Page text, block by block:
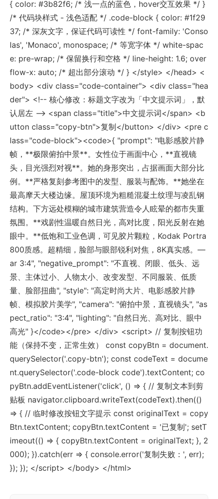
{ color: #3b82f6; /* 浅一点的蓝色，hover交互效果 */ }
/* 代码块样式 - 浅色适配 */ .code-block { color: #1f29
37; /* 深灰文字，保证代码可读性 */ font-family: 'Conso
las', 'Monaco', monospace; /* 等宽字体 */ white-spac
e: pre-wrap; /* 保留换行和空格 */ line-height: 1.6; over
flow-x: auto; /* 超出部分滚动 */ } </style> </head> <
body> <div class="code-container"> <div class="hea
der"> <!-- 核心修改：标题文字改为「中文提示词」，默
认居左 --> <span class="title">中文提示词</span> <b
utton class="copy-btn">复制</button> </div> <pre c
lass="code-block"><code>{ "prompt": "电影感胶片静
帧，**极限俯拍中景**。女性位于画面中心，**直视镜
头，目光强烈对视**。她的身形突出，占据画面大部分比
例。**严格复刻参考图中的发型、服装与配饰。**她坐在
最高摩天大楼边缘。屋顶环境为粗糙混凝土纹理与凌乱钢
结构。下方远处模糊的城市建筑营造令人眩晕的都市失重
氛围。**戏剧性温暖自然日光，高对比度，阳光反射在她
眼中。**低饱和工业色调，可见胶片颗粒，Kodak Portra
800质感。超精细，脸部与眼部锐利对焦，8K真实感。—
ar 3:4", "negative_prompt": "不直视、闭眼、低头、远
景、主体过小、人物太小、改变发型、不同服装、低质
量、脸部扭曲", "style": "高定时尚大片、电影感胶片静
帧、模拟胶片美学", "camera": "俯拍中景，直视镜头", "as
pect_ratio": "3:4", "lighting": "自然日光、高对比、眼中
高光" }</code></pre> </div> <script> // 复制按钮功
能（保持不变，正常生效） const copyBtn = document.
querySelector('.copy-btn'); const codeText = docume
nt.querySelector('.code-block code').textContent; co
pyBtn.addEventListener('click', () => { // 复制文本到剪
贴板 navigator.clipboard.writeText(codeText).then(()
=> { // 临时修改按钮文字提示 const originalText = copy
Btn.textContent; copyBtn.textContent = '已复制'; setT
imeout(() => { copyBtn.textContent = originalText; }, 2
000); }).catch(err => { console.error('复制失败：', err);
}); }); </script> </body> </html>